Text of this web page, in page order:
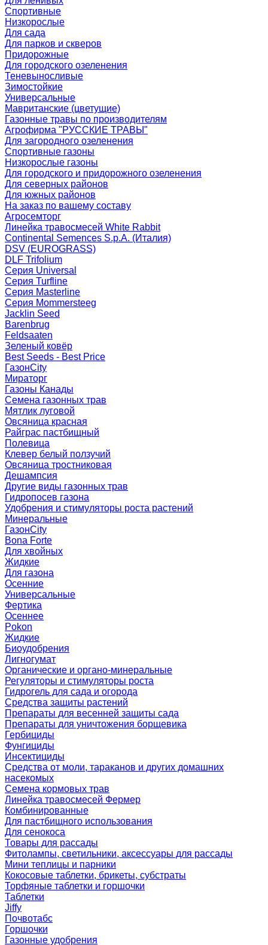
Спортивные
Низкорослые
Для сада
Для парков и скверов
Придорожные
Для городского озеленения
Теневыносливые
Зимостойкие
Универсальные
Мавританские (цветущие)
Газонные травы по производителям
Агрофирма "РУССКИЕ ТРАВЫ"
Для загородного озеленения
Спортивные газоны
Низкорослые газоны
Для городского и придорожного озеленения
Для северных районов
Для южных районов
На заказ по вашему составу
Агросемторг
Линейка травосмесей White Rabbit
Continental Semences S.p.A. (Италия)
DSV (EUROGRASS)
DLF Trifolium
Серия Universal
Серия Turfline
Серия Masterline
Серия Mommersteeg
Jacklin Seed
Barenbrug
Feldsaaten
Зеленый ковёр
Best Seeds - Best Price
ГазонCity
Мираторг
Газоны Канады
Семена газонных трав
Мятлик луговой
Овсяница красная
Райграс пастбищный
Полевица
Клевер белый ползучий
Овсяница тростниковая
Дешампсия
Другие виды газонных трав
Гидропосев газона
Удобрения и стимуляторы роста растений
Минеральные
ГазонCity
Bona Forte
Для хвойных
Жидкие
Для газона
Осенние
Универсальные
Фертика
Осеннее
Pokon
Жидкие
Биоудобрения
Лигногумат
Органические и органо-минеральные
Регуляторы и стимуляторы роста
Гидрогель для сада и огорода
Средства защиты растений
Препараты для весенней защиты сада
Препараты для уничтожения борщевика
Гербициды
Фунгициды
Инсектициды
Средства от моли, тараканов и других домашних
насекомых
Семена кормовых трав
Линейка травосмесей Фермер
Комбинированные
Для пастбищного использования
Для сенокоса
Товары для рассады
Фитолампы, светильники, аксессуары для рассады
Мини теплицы и парники
Кокосовые таблетки, брикеты, субстраты
Торфяные таблетки и горшочки
Таблетки
Jiffy
Почвотабс
Горшочки
Газонные удобрения